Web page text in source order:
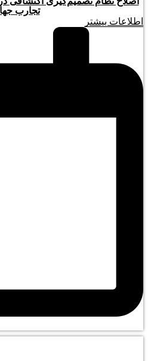
تجارب
اطلاعات بیشتر